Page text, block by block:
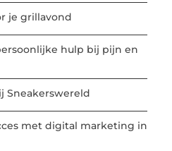
je grillavond
hulp bij pijn en
Sneakerswereld
met digital marketing in